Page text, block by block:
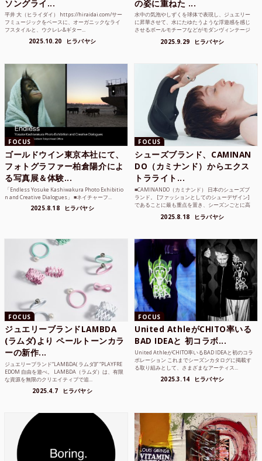
ソングライ...
平井 大（ヒライダイ） https://hiraidai.com/サー
フミュージックをベースに、オーガニックなライ
フスタイルと、ウクレレ&ギター...
2025.10.20 ヒラバヤシ
の姿に重ねた ...
水中の気泡やしずくを球体で表現し、ジュエリー
に昇華させて、水にたゆたうような浮遊感を感じ
させるボールモチーフなどがモダンヴィンテージ
2025.9.29 ヒラバヤシ
FOCUS
ゴールドウイン東京本社にて、
フォトグラファー柏倉陽介によ
る写真展＆体験...
「Endless Yosuke Kashiwakura Photo Exhibitio
n and Creative Dialogues」 ■ネイチャーフ...
2025.8.18 ヒラバヤシ
FOCUS
シューズブランド、CAMINAN
DO（カミナンド）からエクス
トラライト...
■CAMINANDO（カミナンド） 日本のシューズブ
ランド。 [ファッションとしてのシューデザイン]
であることに最も重点を置き、シーズンごとに高
2025.8.18 ヒラバヤシ
FOCUS
ジュエリーブランドLAMBDA
(ラムダ)より ペールトーンカラ
ーの新作...
ジュエリーブランド“LAMBDA( ラムダ))” “PLAYFRE
EDOM 自由を遊べ。 LAMBDA（ラムダ）は、有限
な資源を無限のクリエイティブで追...
2025.4.7 ヒラバヤシ
FOCUS
United AthleがCHITO率いる
BAD IDEAと 初コラボ...
United AthleがCHITO率いるBAD IDEAと初のコラ
ボレーション これまでシーズンカタログに掲載す
る取り組みとして、さまざまなアーティス...
2025.3.14 ヒラバヤシ